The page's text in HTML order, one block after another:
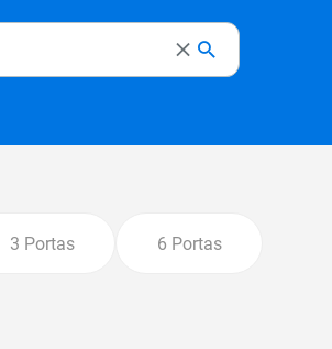
3 Portas 6 Portas